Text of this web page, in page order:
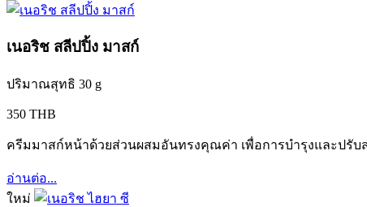
เนอริช สลีปปิ้ง มาสก์
ปริมาณสุทธิ 30 g
350 THB
ครีมมาสก์หน้าด้วยส่วนผสมอันทรงคุณค่า เพื่อการบำรุงและปรั
อ่านต่อ...
ใหม่